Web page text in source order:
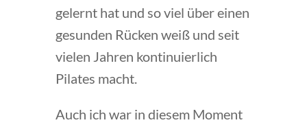
gelernt hat und so viel über einen
gesunden Rücken weiß und seit
vielen Jahren kontinuierlich
Pilates macht.
Auch ich war in diesem Moment